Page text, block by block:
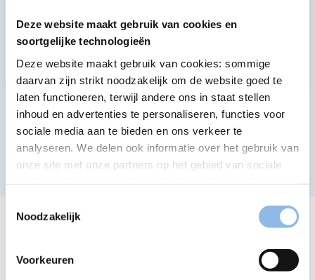
Deze website maakt gebruik van cookies en
soortgelijke technologieën
Deze website maakt gebruik van cookies: sommige
daarvan zijn strikt noodzakelijk om de website goed te
laten functioneren, terwijl andere ons in staat stellen
inhoud en advertenties te personaliseren, functies voor
sociale media aan te bieden en ons verkeer te
analyseren. We delen ook informatie over het gebruik van
onze site met onze partners op het gebied van sociale
verstrekt of die zij hebben verzameld tijdens uw gebruik
Lees meer over ons cookiebeleid.
U kunt uw cookievoorkeuren aangeven via een van de
onderstaande knoppen.
Noodzakelijk
Voorkeuren
Remuneration Policy
RTS 28 Report 2026
Blijf op de hoogte via onze nieuwsbrief van